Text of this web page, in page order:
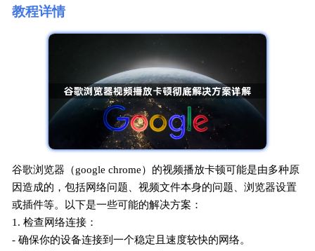
教程详情
谷歌浏览器（google chrome）的视频播放卡顿可能是由多种原
因造成的，包括网络问题、视频文件本身的问题、浏览器设置
或插件等。以下是一些可能的解决方案：
1. 检查网络连接：
- 确保你的设备连接到一个稳定且速度较快的网络。